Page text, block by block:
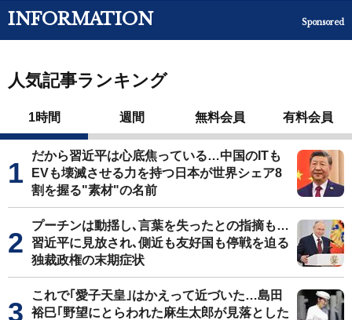
INFORMATION Sponsored
人気記事ランキング
1時間 週間 無料会員 有料会員
だから習近平は心底焦っている…中国のITも
EVも壊滅させる力を持つ日本が世界シェア8
割を握る"素材"の名前
プーチンは動揺し､言葉を失ったとの指摘も…
習近平に見放され､側近も友好国も停戦を迫る
独裁政権の末期症状
これで｢愛子天皇｣はかえって近づいた…島田
裕巳｢野望にとらわれた麻生太郎が見落とした